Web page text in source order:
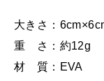
大きさ：
重 さ：約12g
材 質：EVA